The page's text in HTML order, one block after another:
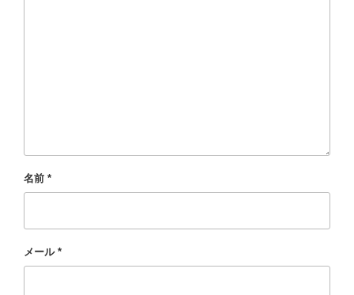
名前 *
メール *